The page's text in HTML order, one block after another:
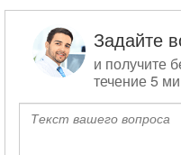
по
записям